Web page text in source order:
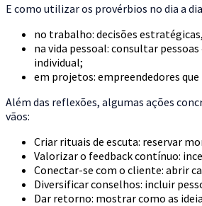
E como utilizar os provérbios no dia a
no trabalho: decisões
na vida pessoal: consultar
individual;
em projetos: empreendedores
Além das reflexões, algumas ações
vãos:
Criar rituais de escuta: reservar
Valorizar o feedback contínuo:
Conectar-se com o cliente: abrir
Diversificar conselhos: incluir
Dar retorno: mostrar como as